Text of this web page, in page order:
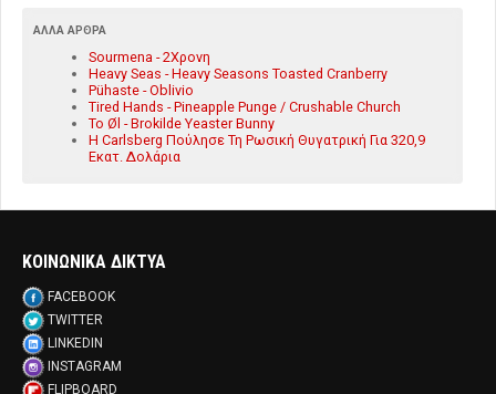
ΆΛΛΑ ΆΡΘΡΑ
Sourmena - 2Χρονη
Heavy Seas - Heavy Seasons Toasted Cranberry
Pühaste - Oblivio
Tired Hands - Pineapple Punge / Crushable Church
To Øl - Brokilde Yeaster Bunny
Η Carlsberg Πούλησε Τη Ρωσική Θυγατρική Για 320,9
Εκατ. Δολάρια
ΚΟΙΝΩΝΙΚΑ ΔΙΚΤΥΑ
FACEBOOK
TWITTER
LINKEDIN
INSTAGRAM
FLIPBOARD